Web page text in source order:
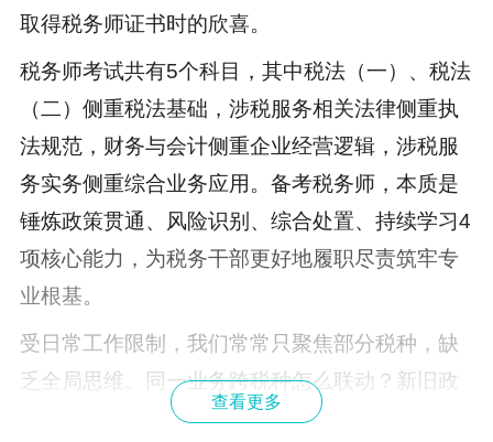
取得税务师证书时的欣喜。
税务师考试共有5个科目，其中税法（一）、税法
（二）侧重税法基础，涉税服务相关法律侧重执
法规范，财务与会计侧重企业经营逻辑，涉税服
务实务侧重综合业务应用。备考税务师，本质是
锤炼政策贯通、风险识别、综合处置、持续学习4
项核心能力，为税务干部更好地履职尽责筑牢专
业根基。
受日常工作限制，我们常常只聚焦部分税种，缺
乏全局思维。同一业务跨税种怎么联动？新旧政
策衔接、特殊业务例外条款、地方口径与上位法
查看更多